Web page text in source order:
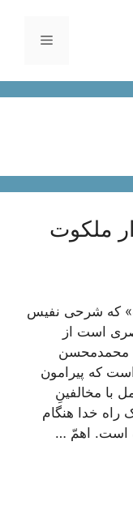
فهرست
که شرحی نفیس
است از
محمدمحسن
که پیرامون
با مخالفینِ
راه خدا هنگام
است. اهمّ …